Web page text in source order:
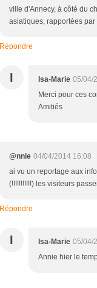
ville d'Annecy, à côté du
asiatiques, rapportées
Répondre
I Isa-Marie 05/04/
Merci pour ces
Amitiés
@nnie 04/04/2014 16:08
ai vu un reportage aux
(!!!!!!!!!!!) les visiteurs
Répondre
I Isa-Marie 05/04/
Annie hier le